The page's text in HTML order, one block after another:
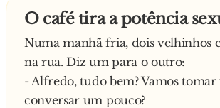
O café tira a potência
Numa manhã fria, dois velhinhos
na rua. Diz um para o outro:
- Alfredo, tudo bem? Vamos
conversar um pouco?